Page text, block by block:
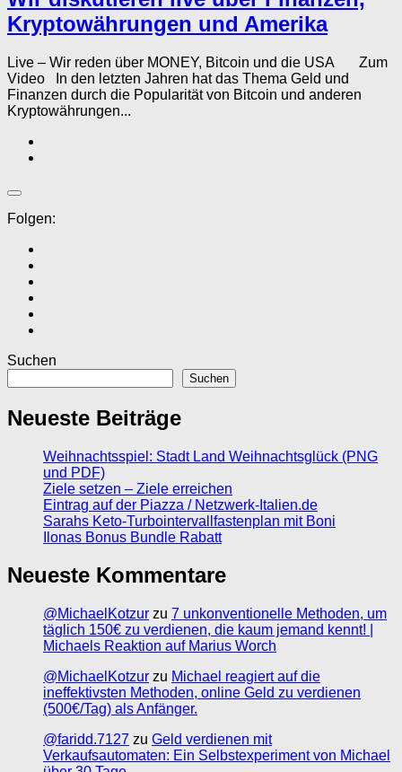
Kryptowährungen und Amerika
Live – Wir reden über MONEY, Bitcoin und die USA Zum
Video In den letzten Jahren hat das Thema Geld und
Finanzen durch die Popularität von Bitcoin und anderen
Kryptowährungen...
Folgen:
Suchen
Suchen
Neueste Beiträge
Weihnachtsspiel: Stadt Land Weihnachtsglück (PNG
und PDF)
Ziele setzen – Ziele erreichen
Eintrag auf der Piazza / Netzwerk-Italien.de
Sarahs Keto-Turbointervallfastenplan mit Boni
Ilonas Bonus Bundle Rabatt
Neueste Kommentare
@MichaelKotzur zu 7 unkonventionelle Methoden, um
täglich 150€ zu verdienen, die kaum jemand kennt! |
Michaels Reaktion auf Marius Worch
@MichaelKotzur zu Michael reagiert auf die
ineffektivsten Methoden, online Geld zu verdienen
(500€/Tag) als Anfänger.
@faridd.7127 zu Geld verdienen mit
Verkaufsautomaten: Ein Selbstexperiment von Michael